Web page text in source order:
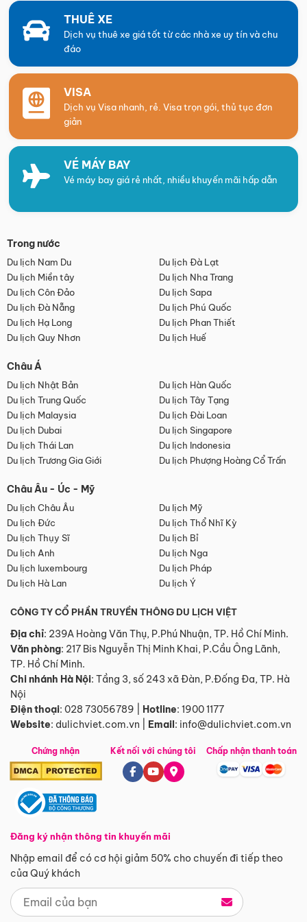
THUÊ XE
Dịch vụ thuê xe giá tốt từ các nhà xe uy tín và chu
đáo
VISA
Dịch vụ Visa nhanh, rẻ. Visa trọn gói, thủ tục đơn
giản
VÉ MÁY BAY
Vé máy bay giá rẻ nhất, nhiều khuyến mãi hấp dẫn
Trong nước
Du lịch Nam Du
Du lịch Đà Lạt
Du lịch Miền tây
Du lịch Nha Trang
Du lịch Côn Đảo
Du lịch Sapa
Du lịch Đà Nẵng
Du lịch Phú Quốc
Du lịch Hạ Long
Du lịch Phan Thiết
Du lịch Quy Nhơn
Du lịch Huế
Châu Á
Du lịch Nhật Bản
Du lịch Hàn Quốc
Du lịch Trung Quốc
Du lịch Tây Tạng
Du lịch Malaysia
Du lịch Đài Loan
Du lịch Dubai
Du lịch Singapore
Du lịch Thái Lan
Du lịch Indonesia
Du lịch Trương Gia Giới
Du lịch Phượng Hoàng Cổ Trấn
Châu Âu - Úc - Mỹ
Du lịch Châu Âu
Du lịch Mỹ
Du lịch Đức
Du lịch Thổ Nhĩ Kỳ
Du lịch Thụy Sĩ
Du lịch Bỉ
Du lịch Anh
Du lịch Nga
Du lịch luxembourg
Du lịch Pháp
Du lịch Hà Lan
Du lịch Ý
CÔNG TY CỔ PHẦN TRUYỀN THÔNG DU LỊCH VIỆT
Địa chỉ: 239A Hoàng Văn Thụ, P.Phú Nhuận, TP. Hồ Chí Minh.
Văn phòng: 217 Bis Nguyễn Thị Minh Khai, P.Cầu Ông Lãnh,
TP. Hồ Chí Minh.
Chi nhánh Hà Nội: Tầng 3, số 243 xã Đàn, P.Đống Đa, TP. Hà
Nội
Điện thoại: 028 73056789 Hotline: 1900 1177
Website: dulichviet.com.vn Email: info@dulichviet.com.vn
Chứng nhận
Đăng ký nhận thông tin khuyến mãi
Nhập email để có cơ hội giảm 50% cho chuyến đi tiếp theo
của Quý khách
Kết nối với chúng tôi Chấp nhận thanh toán